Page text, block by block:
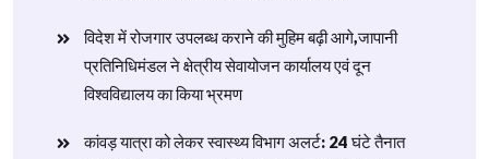
विदेश में रोजगार उपलब्ध कराने की मुहिम बढ़ी आगे,जापानी
प्रतिनिधिमंडल ने क्षेत्रीय सेवायोजन कार्यालय एवं दून
विश्वविद्यालय का किया भ्रमण
​कांवड़ यात्रा को लेकर स्वास्थ्य विभाग अलर्ट: 24 घंटे तैनात